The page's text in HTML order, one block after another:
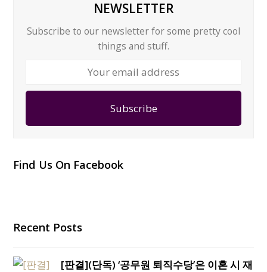
NEWSLETTER
Subscribe to our newsletter for some pretty cool
things and stuff.
Subscribe
Find Us On Facebook
Recent Posts
[판결](단독) ‘공무원 퇴직수당’은 이혼 시 재